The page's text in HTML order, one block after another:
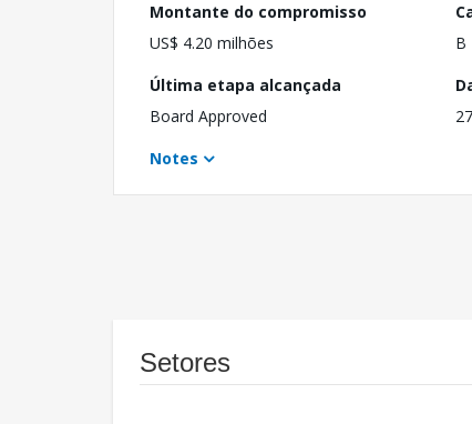
Montante do compromisso
US$ 4.20 milhões
B
Última etapa alcançada
Board Approved
Notes
Setores